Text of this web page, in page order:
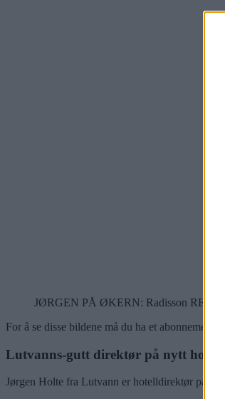
JØRGEN PÅ ØKERN: Radisson RED, et
For å se disse bildene må du ha et abonnement
Lutvanns-gutt direktør på nytt
Jørgen Holte fra Lutvann er hotelldirektør på